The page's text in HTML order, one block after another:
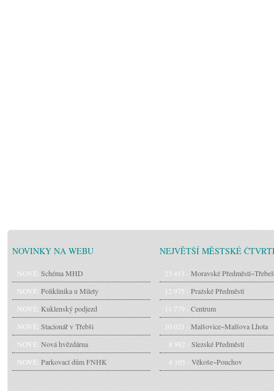
NOVINKY NA WEBU
NOVÉ: Schéma MHD
NOVÉ: Poliklinika u Milety
NOVÉ: Kuklenský podjezd
NOVÉ: Stacionář v Třebši
NOVÉ: Nová hvězdárna
NOVÉ: Parkovací dům FNHK
NEJVĚTŠÍ MĚSTSKÉ
23 413 - Moravské Předměstí~Třebeš
12 975 - Pražské Předměstí
11 779 - Centrum
10 021 - Malšovice~Malšova Lhota
8 982 - Slezské Předměstí
4 105 - Věkoše~Pouchov